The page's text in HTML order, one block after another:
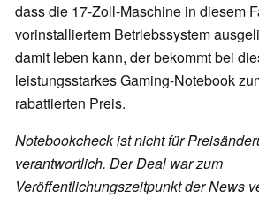
dass die 17-Zoll-Maschine in diesem
vorinstalliertem Betriebssystem
damit leben kann, der bekommt bei
leistungsstarkes Gaming-Notebook
rabattierten Preis.
Notebookcheck ist nicht für
verantwortlich. Der Deal war zum
Veröffentlichungszeitpunkt der News